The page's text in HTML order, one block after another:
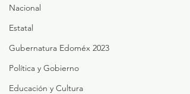
Nacional
Estatal
Gubernatura Edoméx 2023
Política y Gobierno
Educación y Cultura